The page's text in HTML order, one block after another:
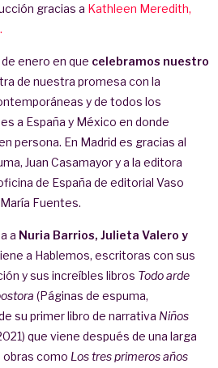
gracias a Kathleen Meredith,
enero en que celebramos nuestro
de nuestra promesa con la
y de todos los
a España y México en donde
persona. En Madrid es gracias al
Juan Casamayor y a la editora
de España de editorial Vaso
Fuentes.
a Nuria Barrios, Julieta Valero y
a Hablemos, escritoras con sus
y sus increíbles libros Todo arde
(Páginas de espuma,
su primer libro de narrativa Niños
que viene después de una larga
como Los tres primeros años